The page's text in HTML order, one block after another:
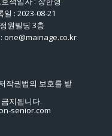
: 2023-08-21
원빌딩 3층
one@mainage.co.kr
작권법의 보호를 받
금지됩니다.
senior.com